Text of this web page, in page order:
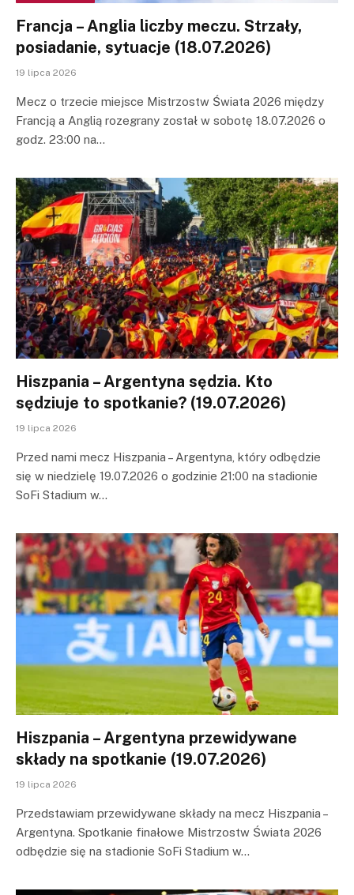
Francja – Anglia liczby meczu. Strzały,
posiadanie, sytuacje (18.07.2026)
19 lipca 2026
Mecz o trzecie miejsce Mistrzostw Świata 2026 między
Francją a Anglią rozegrany został w sobotę 18.07.2026 o
godz. 23:00 na…
Hiszpania – Argentyna sędzia. Kto
sędziuje to spotkanie? (19.07.2026)
19 lipca 2026
Przed nami mecz Hiszpania – Argentyna, który odbędzie
się w niedzielę 19.07.2026 o godzinie 21:00 na stadionie
SoFi Stadium w…
Hiszpania – Argentyna przewidywane
składy na spotkanie (19.07.2026)
19 lipca 2026
Przedstawiam przewidywane składy na mecz Hiszpania –
Argentyna. Spotkanie finałowe Mistrzostw Świata 2026
odbędzie się na stadionie SoFi Stadium w…